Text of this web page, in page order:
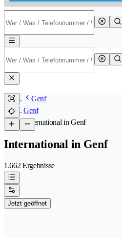
Genf
Genf
/International in Genf
International in Genf
1.662 Ergebnisse
Jetzt geöffnet